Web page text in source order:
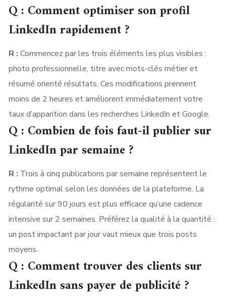
Q : Comment optimiser son profil
LinkedIn rapidement ?
R : Commencez par les trois éléments les plus visibles :
photo professionnelle, titre avec mots-clés métier et
résumé orienté résultats. Ces modifications prennent
moins de 2 heures et améliorent immédiatement votre
taux d’apparition dans les recherches LinkedIn et Google.
Q : Combien de fois faut-il publier sur
LinkedIn par semaine ?
R : Trois à cinq publications par semaine représentent le
rythme optimal selon les données de la plateforme. La
régularité sur 90 jours est plus efficace qu’une cadence
intensive sur 2 semaines. Préférez la qualité à la quantité :
un post impactant par jour vaut mieux que trois posts
moyens.
Q : Comment trouver des clients sur
LinkedIn sans payer de publicité ?